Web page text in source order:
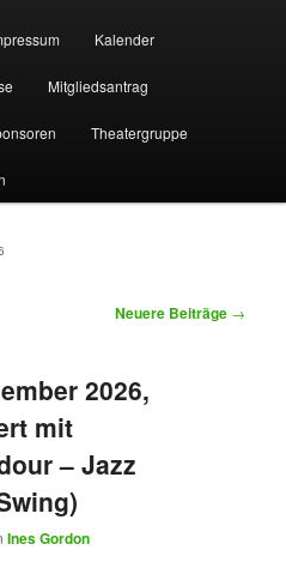
Kalender
Mitgliedsantrag
Theatergruppe
Neuere Beiträge →
2026,
mit
– Jazz
Ines Gordon